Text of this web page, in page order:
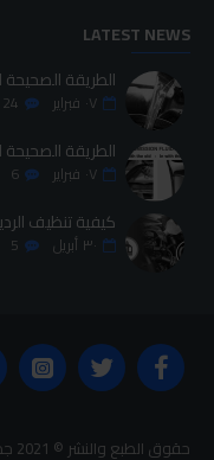
LATEST NEWS
الطريقة
٠٧ فبراير 24
الطريقة
٠٧ فبراير 6
كيفية تنظيف
٣٠ أبريل 5
حقوق الطبع والنشر © 2021 جميع الحقوق محفوظة sabrystores.com. من تصميم-